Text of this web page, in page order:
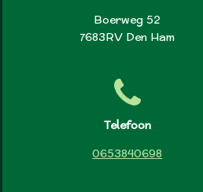
Boerweg 52
7683RV Den Ham
Telefoon
0653840698